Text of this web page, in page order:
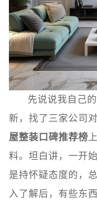
先说说我自己
新，找了三家公司
屋整装口碑推荐榜
料。坦白讲，一开
是持怀疑态度的，
入了解后，有些东